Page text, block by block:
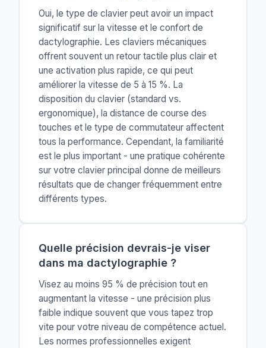
Oui, le type de clavier peut avoir un impact
significatif sur la vitesse et le confort de
dactylographie. Les claviers mécaniques
offrent souvent un retour tactile plus clair et
une activation plus rapide, ce qui peut
améliorer la vitesse de 5 à 15 %. La
disposition du clavier (standard vs.
ergonomique), la distance de course des
touches et le type de commutateur affectent
tous la performance. Cependant, la familiarité
est le plus important - une pratique cohérente
sur votre clavier principal donne de meilleurs
résultats que de changer fréquemment entre
différents types.
Quelle précision devrais-je viser
dans ma dactylographie ?
Visez au moins 95 % de précision tout en
augmentant la vitesse - une précision plus
faible indique souvent que vous tapez trop
vite pour votre niveau de compétence actuel.
Les normes professionnelles exigent